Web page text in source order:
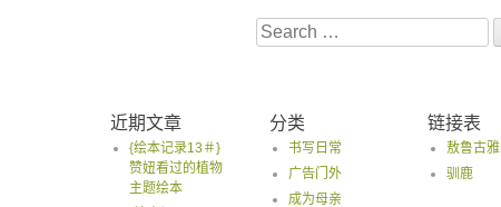
Search
近期文章
{绘本记录13＃}
赞妞看过的植物
主题绘本
分类
书写日常
广告门外
成为母亲
链接表
敖鲁古雅
驯鹿